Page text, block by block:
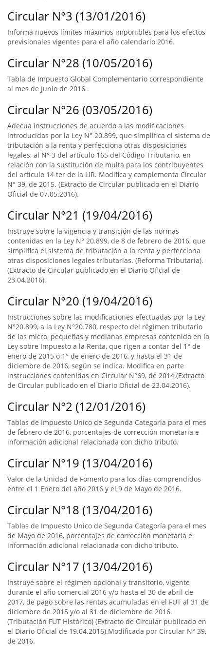
Circular N°3 (13/01/2016)
Informa nuevos límites máximos imponibles para los efectos
previsionales vigentes para el año calendario 2016.
Circular N°28 (10/05/2016)
Tabla de Impuesto Global Complementario correspondiente
al mes de Junio de 2016 .
Circular N°26 (03/05/2016)
Adecua instrucciones de acuerdo a las modificaciones
introducidas por la Ley N° 20.899, que simplifica el sistema de
tributación a la renta y perfecciona otras disposiciones
legales, al N° 3 del artículo 165 del Código Tributario, en
relación con la sustitución de multa para los contribuyentes
del artículo 14 ter de la LIR. Modifica y complementa Circular
N° 39, de 2015. (Extracto de Circular publicado en el Diario
Oficial de 07.05.2016).
Circular N°21 (19/04/2016)
Instruye sobre la vigencia y transición de las normas
contenidas en la Ley N° 20.899, de 8 de febrero de 2016, que
simplifica el sistema de tributación a la renta y perfecciona
otras disposiciones legales tributarias. (Reforma Tributaria).
(Extracto de Circular publicado en el Diario Oficial de
23.04.2016).
Circular N°20 (19/04/2016)
Instrucciones sobre las modificaciones efectuadas por la Ley
N°20.899, a la Ley N°20.780, respecto del régimen tributario
de las micro, pequeñas y medianas empresas contenido en la
Ley sobre Impuesto a la Renta, que rigen a contar del 1° de
enero de 2015 o 1° de enero de 2016, y hasta el 31 de
diciembre de 2016, según se indica. Modifica en parte
instrucciones contenidas en Circular N°69, de 2014.(Extracto
de Circular publicado en el Diario Oficial de 23.04.2016).
Circular N°2 (12/01/2016)
Tablas de Impuesto Unico de Segunda Categoría para el mes
de febrero de 2016, porcentajes de corrección monetaria e
información adicional relacionada con dicho tributo.
Circular N°19 (13/04/2016)
Valor de la Unidad de Fomento para los días comprendidos
entre el 1 Enero del año 2016 y el 9 de Mayo de 2016.
Circular N°18 (13/04/2016)
Tablas de Impuesto Unico de Segunda Categoría para el mes
de Mayo de 2016, porcentajes de corrección monetaria e
información adicional relacionada con dicho tributo.
Circular N°17 (13/04/2016)
Instruye sobre el régimen opcional y transitorio, vigente
durante el año comercial 2016 y/o hasta el 30 de abril de
2017, de pago sobre las rentas acumuladas en el FUT al 31 de
diciembre de 2015 y/o al 31 de diciembre de 2016.
(Tributación FUT Histórico) (Extracto de Circular publicado en
el Diario Oficial de 19.04.2016).Modificada por Circular N° 39,
de 2016.